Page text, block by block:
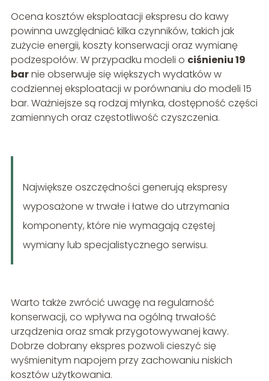
Ocena kosztów eksploatacji ekspresu do kawy
powinna uwzględniać kilka czynników, takich jak
zużycie energii, koszty konserwacji oraz wymianę
podzespołów. W przypadku modeli o ciśnieniu 19
barnie obserwuje się większych wydatków w
codziennej eksploatacji w porównaniu do modeli 15
bar. Ważniejsze są rodzaj młynka, dostępność części
zamiennych oraz częstotliwość czyszczenia.
Największe oszczędności generują ekspresy
wyposażone w trwałe i łatwe do utrzymania
komponenty, które nie wymagają częstej
wymiany lub specjalistycznego serwisu.
Warto także zwrócić uwagę na regularność
konserwacji, co wpływa na ogólną trwałość
urządzenia oraz smak przygotowywanej kawy.
Dobrze dobrany ekspres pozwoli cieszyć się
wyśmienitym napojem przy zachowaniu niskich
kosztów użytkowania.